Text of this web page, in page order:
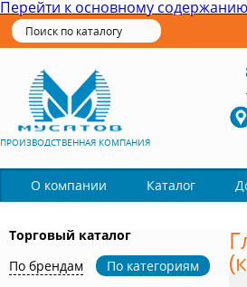
Перейти к основному содержанию
ПРОИЗВОДСТВЕННАЯ КОМПАНИЯ
О компании Каталог
Торговый каталог
По брендам
По категориям